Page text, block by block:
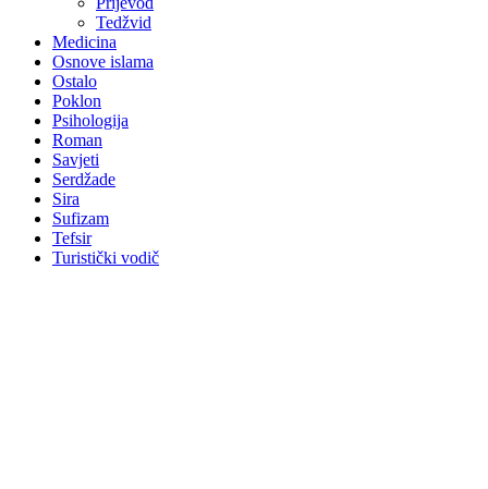
Tedžvid
Medicina
Osnove islama
Ostalo
Poklon
Psihologija
Roman
Savjeti
Serdžade
Sira
Sufizam
Tefsir
Turistički vodič